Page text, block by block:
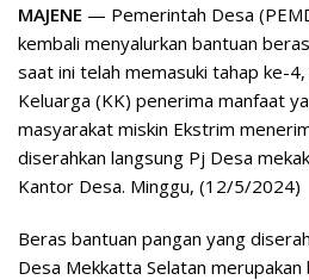
MAJENE — Pemerintah Desa
kembali menyalurkan bantuan
saat ini telah memasuki tahap ke-
Keluarga (KK) penerima manfaat
masyarakat miskin Ekstrim
diserahkan langsung Pj Desa
Kantor Desa. Minggu, (12/5/2024)
Beras bantuan pangan yang
Desa Mekkatta Selatan